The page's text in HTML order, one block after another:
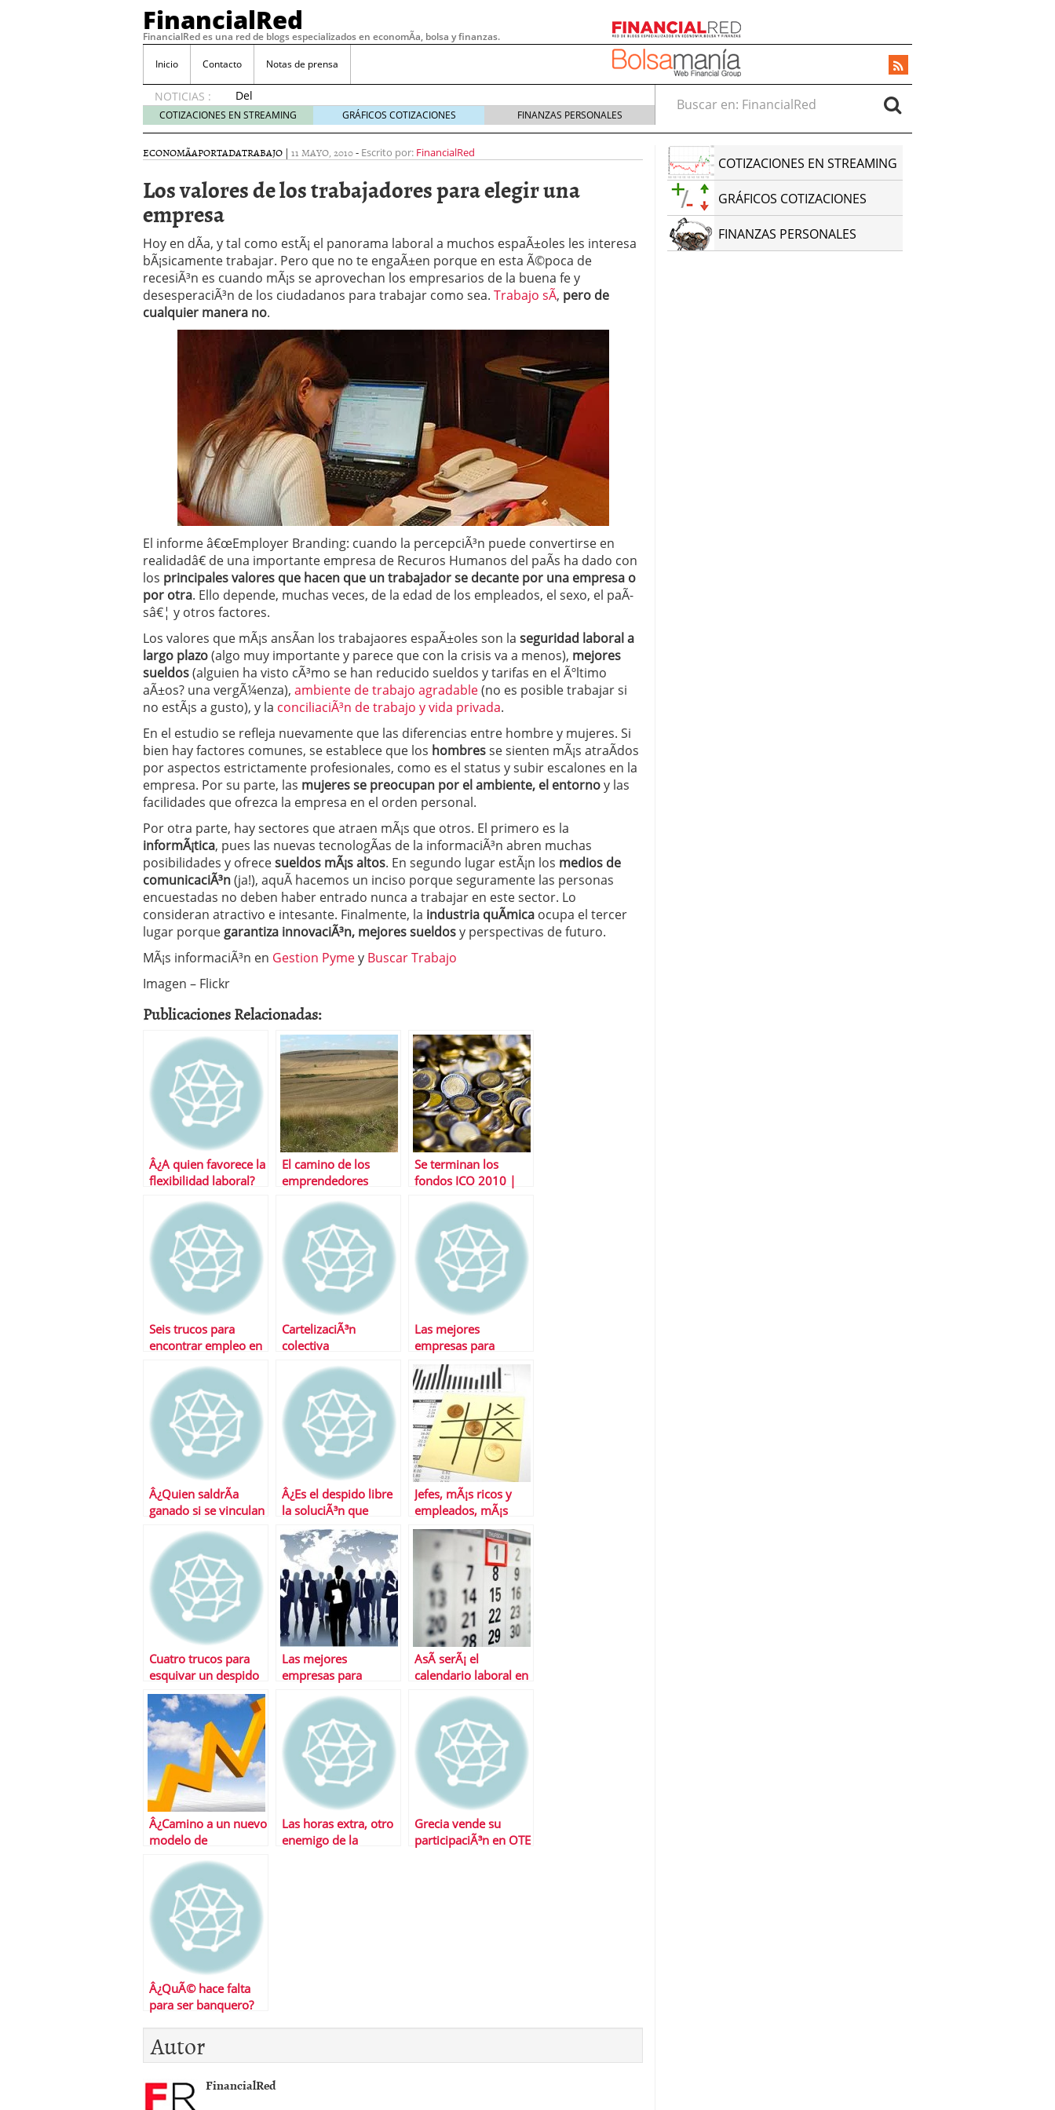
FinancialRed
FinancialRed es una red de blogs especializados en economÃ­a, bolsa y finanzas.
Inicio Contacto Notas de prensa
NOTICIAS :
Del
depósito
a la
cómo
cambiando
del
ahorro
en
España
05/08/2026
Seguros de convenio en pymes: la obligación que muchas empresas
descubren cuando ya es demasiado tarde 20/07/2026
ReseÃ±a de SIFX: Lo Que Deben Saber los Traders Mexicanos Antes de
Operar 29/06/2026
Crear empresa online vs proceso tradicional: ventajas reales para pymes
29/05/2026
CÃ³mo afrontar una baja mÃ©dica cuando trabajas por cuenta propia
26/05/2026
COTIZACIONES EN STREAMING GRÁFICOS COTIZACIONES FINANZAS PERSONALES
Buscar en:
ECONOMÃ­APORTADATRABAJO | 11 MAYO, 2010- Escrito por: FinancialRed
Los valores de los trabajadores para elegir una
empresa
Hoy en dÃ­a, y tal como estÃ¡ el panorama laboral a muchos espaÃ±oles les interesa
bÃ¡sicamente trabajar. Pero que no te engaÃ±en porque en esta Ã©poca de
recesiÃ³n es cuando mÃ¡s se aprovechan los empresarios de la buena fe y
desesperaciÃ³n de los ciudadanos para trabajar como sea. Trabajo sÃ­, pero de
cualquier manera no.
El informe â€œEmployer Branding: cuando la percepciÃ³n puede convertirse en
realidadâ€ de una importante empresa de Recuros Humanos del paÃ­s ha dado con
los principales valores que hacen que un trabajador se decante por una empresa o
por otra. Ello depende, muchas veces, de la edad de los empleados, el sexo, el paÃ­
sâ€¦ y otros factores.
Los valores que mÃ¡s ansÃ­an los trabajaores espaÃ±oles son la seguridad laboral a
largo plazo(algo muy importante y parece que con la crisis va a menos), mejores
sueldos(alguien ha visto cÃ³mo se han reducido sueldos y tarifas en el Ãºltimo
aÃ±os? una vergÃ¼enza), ambiente de trabajo agradable(no es posible trabajar si
no estÃ¡s a gusto), y la conciliaciÃ³n de trabajo y vida privada.
En el estudio se refleja nuevamente que las diferencias entre hombre y mujeres. Si
bien hay factores comunes, se establece que los hombresse sienten mÃ¡s atraÃ­dos
por aspectos estrictamente profesionales, como es el status y subir escalones en la
empresa. Por su parte, las mujeres se preocupan por el ambiente, el entornoy las
facilidades que ofrezca la empresa en el orden personal.
Por otra parte, hay sectores que atraen mÃ¡s que otros. El primero es la
informÃ¡tica, pues las nuevas tecnologÃ­as de la informaciÃ³n abren muchas
posibilidades y ofrecesueldos mÃ¡s altos. En segundo lugar estÃ¡n los medios de
comunicaciÃ³n(ja!), aquÃ­ hacemos un inciso porque seguramente las personas
encuestadas no deben haber entrado nunca a trabajar en este sector. Lo
consideran atractivo e intesante. Finalmente, la industria quÃ­mica ocupa el tercer
lugar porque garantiza innovaciÃ³n, mejores sueldosy perspectivas de futuro.
MÃ¡s informaciÃ³n en Gestion Pymey Buscar Trabajo
Imagen – Flickr
Publicaciones Relacionadas:
Â¿A quien favorece la
flexibilidad laboral?
El camino de los
emprendedores
Se terminan los
fondos ICO 2010 |
operaciones
Seis trucos para
encontrar empleo en
CartelizaciÃ³n
colectiva
Las mejores
empresas para
trabajar en EspaÃ±a
Â¿Quien saldrÃ­a
ganado si se vinculan
productividad?
Â¿Es el despido libre
la soluciÃ³n que
necesita EspaÃ±a?
Jefes, mÃ¡s ricos y
empleados, mÃ¡s
pobres
Cuatro trucos para
esquivar un despido
inminente
Las mejores
empresas para
AsÃ­ serÃ¡ el
calendario laboral en
Â¿Camino a un nuevo
modelo de
Las horas extra, otro
enemigo de la
Grecia vende su
participaciÃ³n en OTE
Â¿QuÃ© hace falta
para ser banquero?
Autor
FinancialRed
COTIZACIONES EN STREAMING
GRÁFICOS COTIZACIONES
FINANZAS PERSONALES